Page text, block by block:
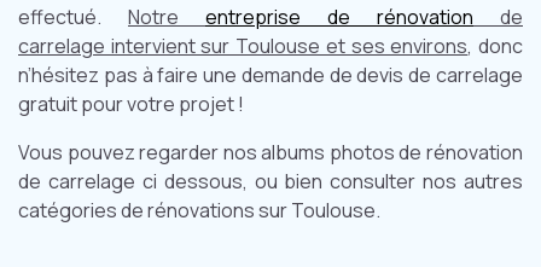
effectué. Notre entreprise de rénovation de
carrelage intervient sur Toulouse et ses environs, donc
n’hésitez pas à faire une demande de devis de carrelage
gratuit pour votre projet !
Vous pouvez regarder nos albums photos de rénovation
de carrelage ci dessous, ou bien consulter nos autres
catégories de rénovations sur Toulouse.